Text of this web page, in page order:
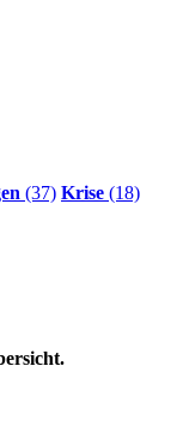
(37) Krise (18)